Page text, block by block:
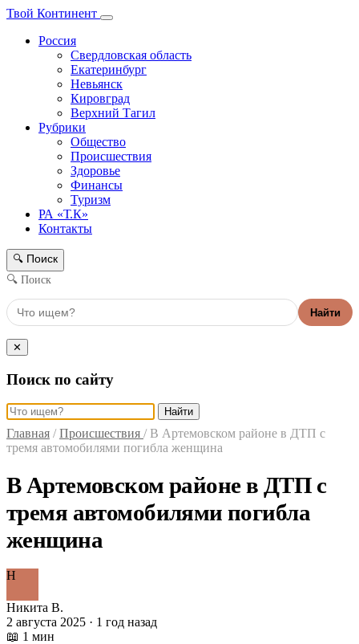
Твой Континент
Россия
Свердловская область
Екатеринбург
Невьянск
Кировград
Верхний Тагил
Рубрики
Общество
Происшествия
Здоровье
Финансы
Туризм
РА «Т.К»
Контакты
🔍 Поиск
🔍 Поиск
Найти
✕
Поиск по сайту
Найти
Главная / Происшествия / В Артемовском районе в ДТП с
тремя автомобилями погибла женщина
В Артемовском районе в ДТП с
тремя автомобилями погибла
женщина
Н
Никита В.
2 августа 2025 · 1 год назад
📖 1 мин